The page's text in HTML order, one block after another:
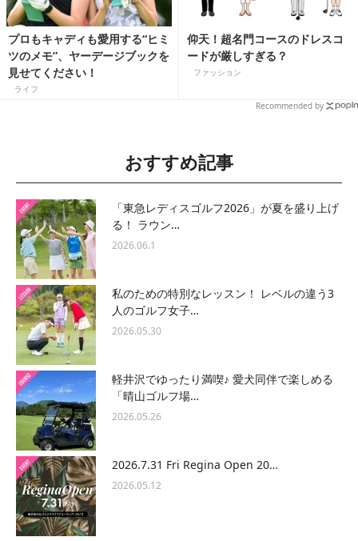
プロもキャディも愛用する“ヒミ
ツのメモ”、ヤーデージブックを
見せてください！
ライフ
仰天！超名門コースのドレスコ
ードが厳しすぎる？
ファッション
Recommended by
おすすめ記事
「東急レディスゴルフ2026」が夏を盛り上げ
る！ ラウン…
2026.06.1
私のための特別なレッスン！ レベルの違う3
人のゴルフ女子…
2026.05.30
軽井沢でゆったり満喫♪ 愛犬同伴で楽しめる
「晴山ゴルフ場…
2026.05.26
2026.7.31 Fri Regina Open 20…
2026.05.12